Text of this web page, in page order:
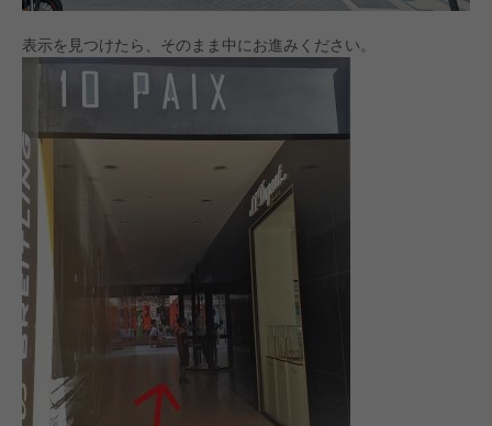
表示を見つけたら、そのまま中にお進みください。